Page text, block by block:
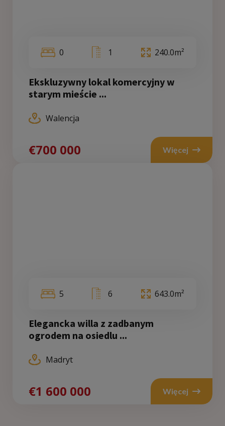
0 1 240.0m²
Ekskluzywny lokal komercyjny w
starym mieście ...
Walencja
€700 000 Więcej
5 6 643.0m²
Elegancka willa z zadbanym
ogrodem na osiedlu ...
Madryt
€1 600 000 Więcej